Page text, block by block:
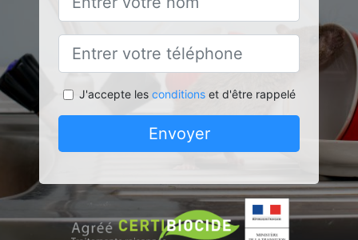
J'accepte les conditionset d'être rappelé
Envoyer